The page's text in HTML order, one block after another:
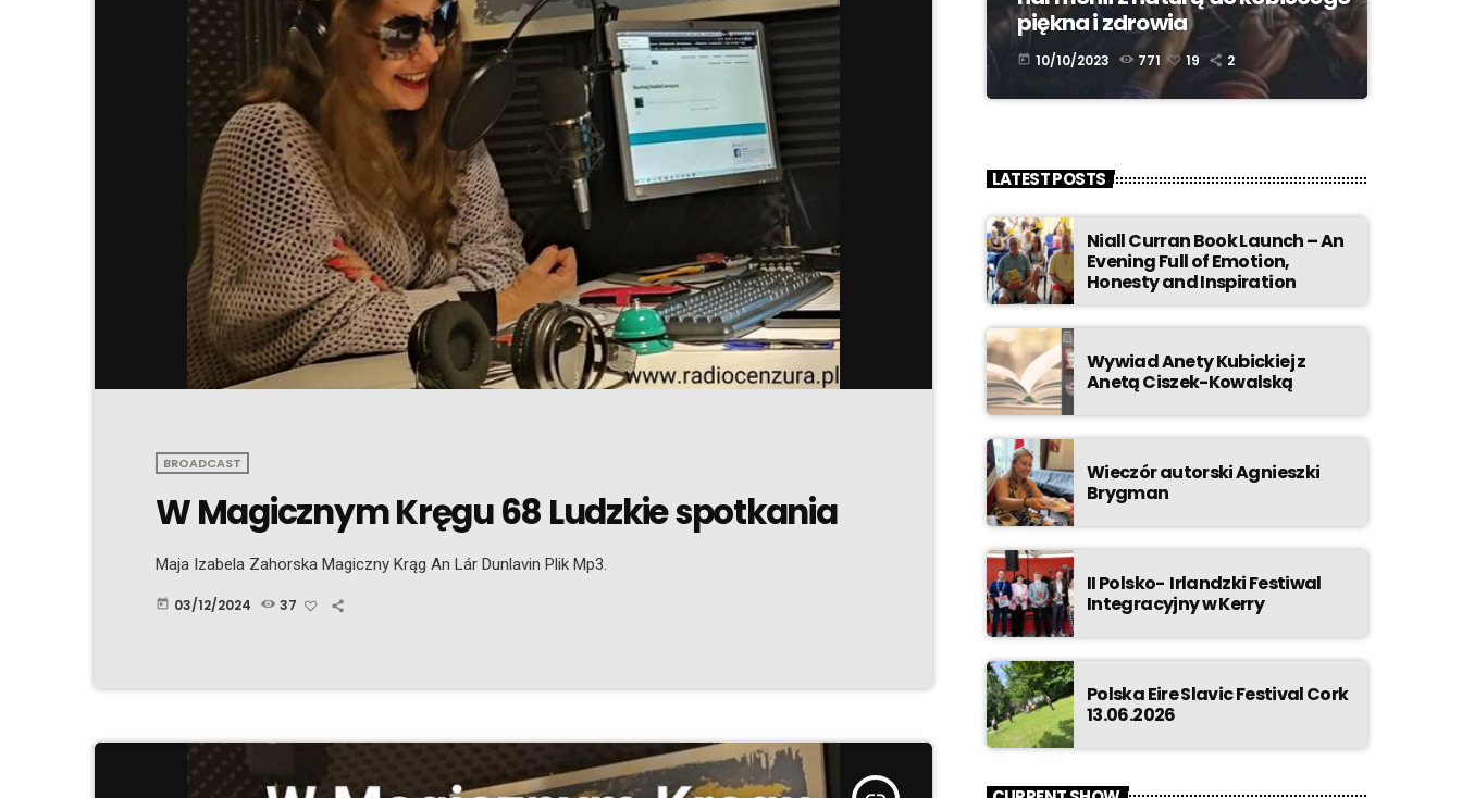
BROADCAST
W Magicznym Kręgu 68 Ludzkie spotkania
Maja Izabela Zahorska Magiczny Krąg An Lár Dunlavin Plik Mp3.
today 03/12/2024 37
piękna i zdrowia
today 10/10/2023 771 19 2
LATEST POSTS
Niall Curran Book Launch – An
Evening Full of Emotion,
Honesty and Inspiration
Wywiad Anety Kubickiej z
Anetą Ciszek-Kowalską
Wieczór autorski Agnieszki
Brygman
II Polsko- Irlandzki Festiwal
Integracyjny w Kerry
Polska Eire Slavic Festival Cork
13.06.2026